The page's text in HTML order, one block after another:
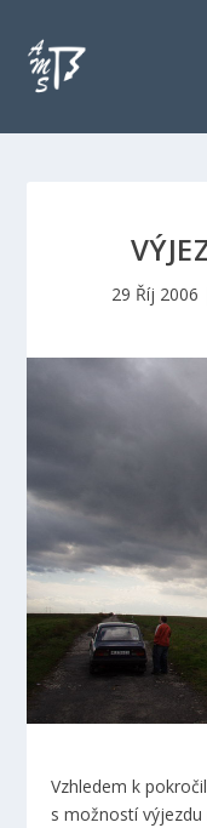
29 Říj 2006
Vzhledem k
s možností